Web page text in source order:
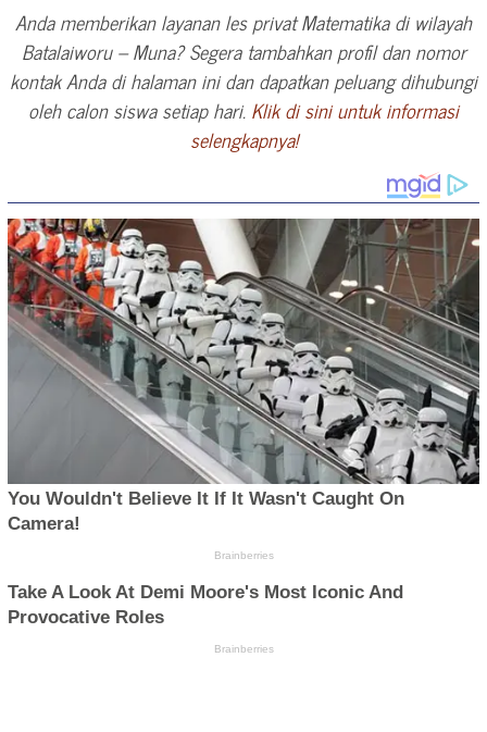
Anda memberikan layanan les privat Matematika di wilayah
Batalaiworu – Muna? Segera tambahkan profil dan nomor
kontak Anda di halaman ini dan dapatkan peluang dihubungi
oleh calon siswa setiap hari. Klik di sini untuk informasi
selengkapnya!